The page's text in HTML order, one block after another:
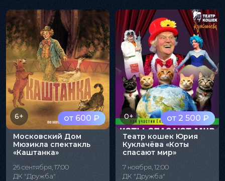
от 600 ₽
6+
Московский Дом
Мюзикла спектакль
«Каштанка»
26 сентября, 17:00
ДК "Дружба"
от 2 500 ₽
0+
Театр кошек Юрия
Куклачёва «Коты
спасают мир»
7 ноября, 12:00
ДК "Дружба"